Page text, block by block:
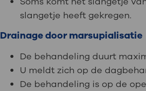
slangetje heeft gekregen.
Drainage door marsupialisatie
De behandeling duurt
U meldt zich op de
De behandeling is op de